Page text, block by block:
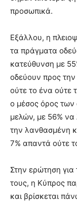
προσωπικά.
Εξάλλου, η
τα πράγματα
κατεύθυνση με
οδεύουν προς
ούτε το ένα ούτε
ο μέσος όρος
μελών, με 56% να
την λανθασμένη
7% απαντά ούτε
Στην ερώτηση
τους, η Κύπρος
και βρίσκεται